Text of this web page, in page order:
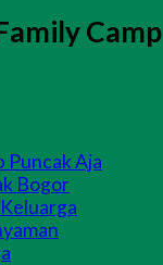
Camp
Puncak Aja
Bogor